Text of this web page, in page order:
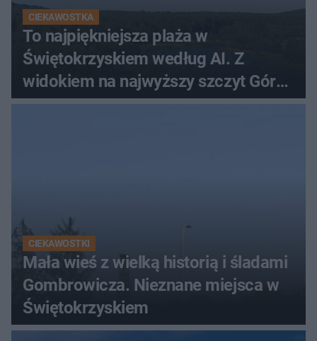
CIEKAWOSTKA
To najpiękniejsza plaża w
Świętokrzyskiem według AI. Z
widokiem na najwyższy szczyt Gór
Świętokrzyskich
CIEKAWOSTKI
Mała wieś z wielką historią i śladami
Gombrowicza. Nieznane miejsca w
Świętokrzyskiem